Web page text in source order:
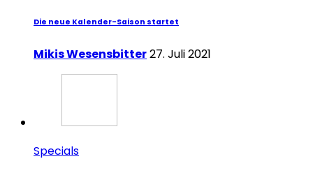
Die neue Kalender-Saison startet
Mikis Wesensbitter27. Juli 2021
Specials